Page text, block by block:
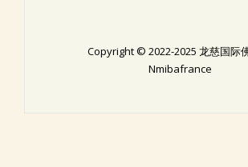
Copyright © 2022-2025 龙慈国际
Nmibafrance